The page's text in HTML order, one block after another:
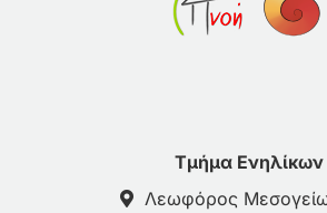
Τμήμα Ενηλίκων
Λεωφόρος